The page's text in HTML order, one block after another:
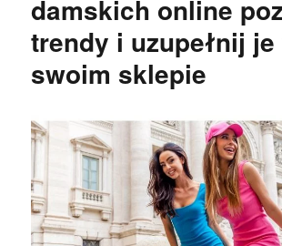
damskich online
trendy i uzupełnij je
swoim sklepie